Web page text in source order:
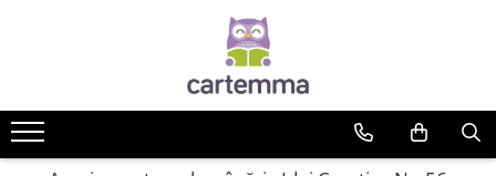
Tematică
Craciun